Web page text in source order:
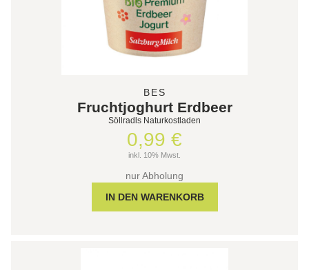
BES
Fruchtjoghurt Erdbeer
Söllradls Naturkostladen
0,99 €
inkl. 10% Mwst.
nur Abholung